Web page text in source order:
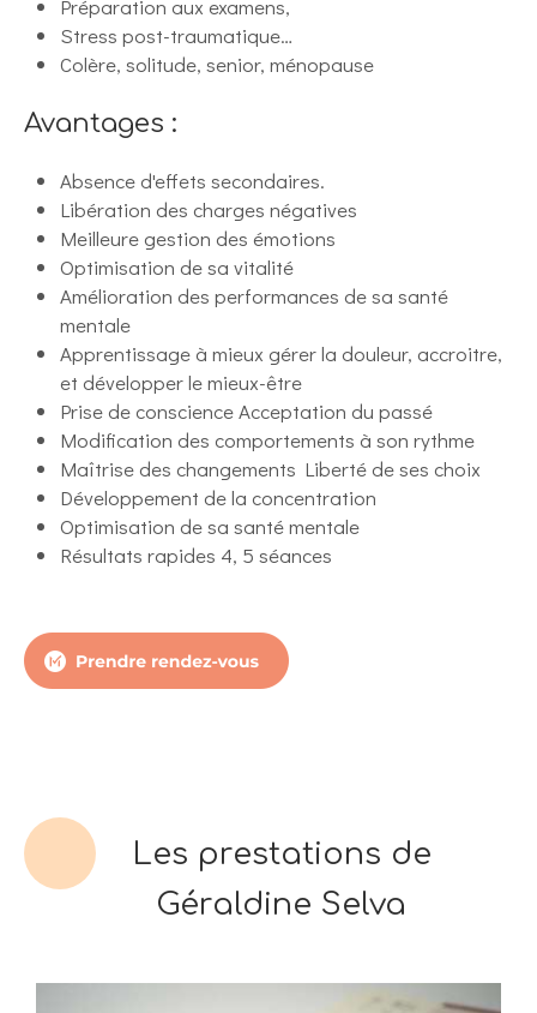
Préparation aux examens,
Stress post-traumatique…
Colère, solitude, senior, ménopause
Avantages :
Absence d'effets secondaires.
Libération des charges négatives
Meilleure gestion des émotions
Optimisation de sa vitalité
Amélioration des performances de sa santé
mentale
Apprentissage à mieux gérer la douleur, accroitre,
et développer le mieux-être
Prise de conscience Acceptation du passé
Modification des comportements à son rythme
Maîtrise des changements Liberté de ses choix
Développement de la concentration
Optimisation de sa santé mentale
Résultats rapides 4, 5 séances
Les prestations de
Géraldine Selva